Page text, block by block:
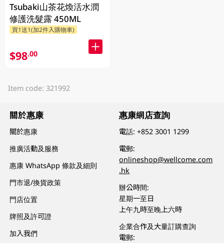
Tsubaki山茶花煥活水潤
修護洗髮露 450ML
買1送1(加2件入購物車)
$98.00
Item code: 321992
關於惠康
關於惠康
推廣活動及服務
惠康 WhatsApp 條款及細則
門市退/換貨政策
門店位置
牌照及許可證
加入我們
惠康網店查詢
電話:+852 3001 1299
電郵:
onlineshop@wellcome.com
.hk
辦公時間:
星期一至日
上午九時至晚上六時
企業合作及大量訂購查詢
電郵: